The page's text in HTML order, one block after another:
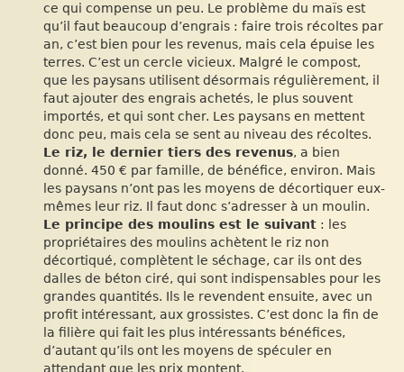
ce qui compense un peu. Le problème du maïs est
qu’il faut beaucoup d’engrais : faire trois récoltes par
an, c’est bien pour les revenus, mais cela épuise les
terres. C’est un cercle vicieux. Malgré le compost,
que les paysans utilisent désormais régulièrement, il
faut ajouter des engrais achetés, le plus souvent
importés, et qui sont cher. Les paysans en mettent
donc peu, mais cela se sent au niveau des récoltes.
Le riz, le dernier tiers des revenus, a bien
donné. 450 € par famille, de bénéfice, environ. Mais
les paysans n’ont pas les moyens de décortiquer eux-
mêmes leur riz. Il faut donc s’adresser à un moulin.
Le principe des moulins est le suivant : les
propriétaires des moulins achètent le riz non
décortiqué, complètent le séchage, car ils ont des
dalles de béton ciré, qui sont indispensables pour les
grandes quantités. Ils le revendent ensuite, avec un
profit intéressant, aux grossistes. C’est donc la fin de
la filière qui fait les plus intéressants bénéfices,
d’autant qu’ils ont les moyens de spéculer en
attendant que les prix montent.